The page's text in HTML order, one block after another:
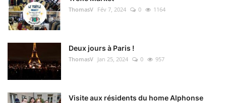
ThomasV Fév 7, 2024 0 1164
Deux jours à Paris !
ThomasV Jan 25, 2024 0 957
Visite aux résidents du home Alphonse